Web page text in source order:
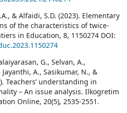
& Alfaidi, S.D. (2023). Elementary
of the characteristics of twice-
in Education, 8, 1150274 DOI:
G., Selvan, A.,
A., Sasikumar, N., &
Teachers’ understanding in
– An issue analysis. Ilkogretim
Online, 20(5), 2535-2551.